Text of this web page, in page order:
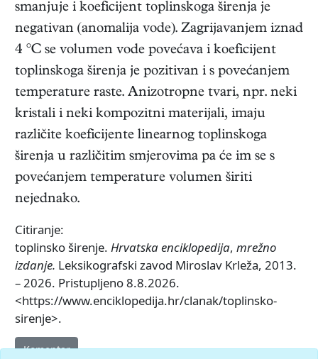
smanjuje i koeficijent toplinskoga širenja je
negativan (anomalija vode). Zagrijavanjem iznad
4 °C se volumen vode povećava i koeficijent
toplinskoga širenja je pozitivan i s povećanjem
temperature raste. Anizotropne tvari, npr. neki
kristali i neki kompozitni materijali, imaju
različite koeficijente linearnog toplinskoga
širenja u različitim smjerovima pa će im se s
povećanjem temperature volumen širiti
nejednako.
Citiranje:
toplinsko širenje. Hrvatska enciklopedija, mrežno
izdanje. Leksikografski zavod Miroslav Krleža, 2013.
– 2026. Pristupljeno 8.8.2026.
<https://www.enciklopedija.hr/clanak/toplinsko-
sirenje>.
Komentar